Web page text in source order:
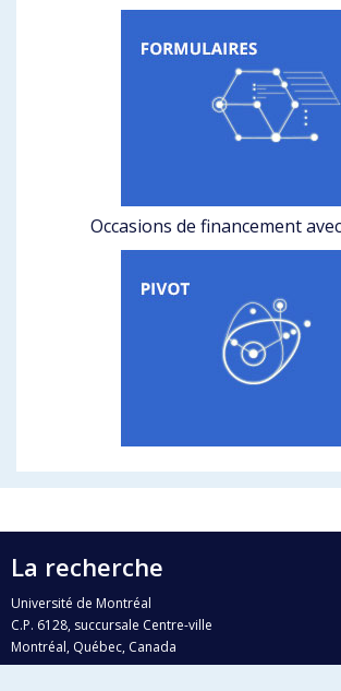
Occasions de financement
La recherche
Université de Montréal
C.P. 6128, succursale Centre-ville
Montréal, Québec, Canada
H3C 3J7